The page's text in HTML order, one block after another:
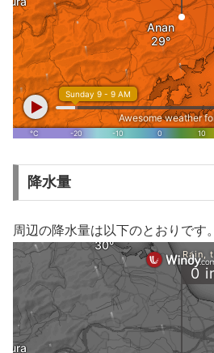
降水量
周辺の降水量は以下のとおりです。